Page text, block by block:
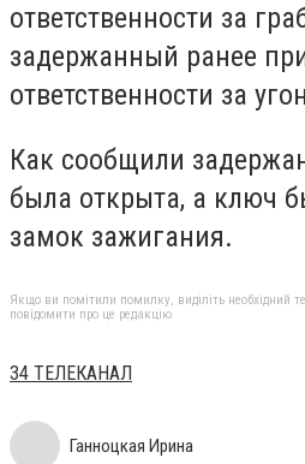
ответственности за
задержанный ранее
ответственности за
Как сообщили
была открыта, а ключ
замок зажигания.
Якщо ви помітили помилку, виділіть необхідний
повідомити про це редакцію
34 ТЕЛЕКАНАЛ
Ганноцкая Ирина